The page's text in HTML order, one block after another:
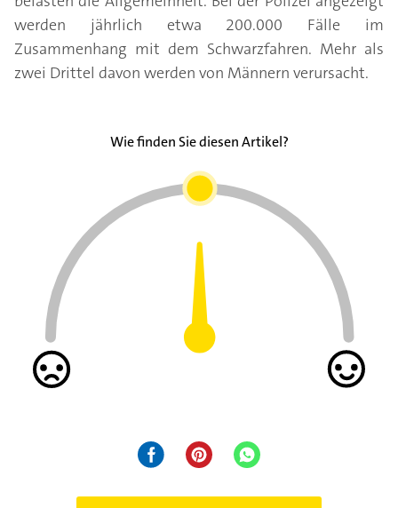
werden jährlich etwa 200.000 Fälle im
Zusammenhang mit dem Schwarzfahren. Mehr als
zwei Drittel davon werden von Männern verursacht.
Wie finden Sie diesen Artikel?